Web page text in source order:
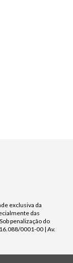
exclusiva da
das
penalização do
0001-00 | Av.